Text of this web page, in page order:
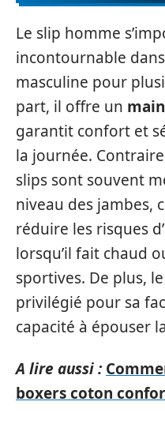
Le slip homme
incontournable
masculine pour
part, il offre un
garantit confort et
la journée.
slips sont souvent
niveau des jambes,
réduire les risques
lorsqu’il fait chaud
sportives. De plus,
privilégié pour sa
capacité à épouser
A lire aussi :
boxers coton